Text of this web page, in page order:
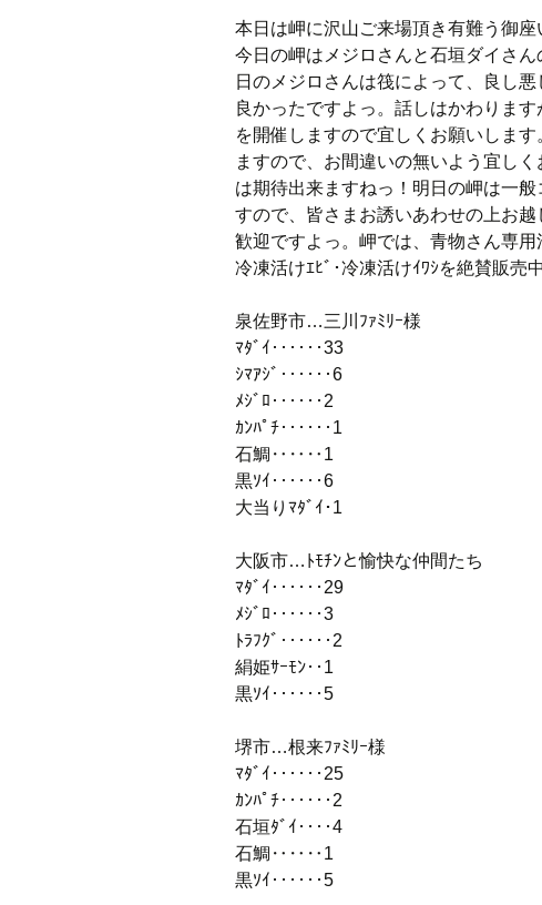
本日は岬に沢山ご来場頂き有難う御座
今日の岬はメジロさんと石垣ダイさ
日のメジロさんは筏によって、良し
良かったですよっ。話しはかわりま
を開催しますので宜しくお願いしま
ますので、お間違いの無いよう宜し
は期待出来ますねっ！明日の岬は一
すので、皆さまお誘いあわせの上お
歓迎ですよっ。岬では、青物さん専用
冷凍活けｴﾋﾞ･冷凍活けｲﾜｼを絶賛販売
泉佐野市…三川ﾌｧﾐﾘｰ様
ﾏﾀﾞｲ‥‥‥33
ｼﾏｱｼﾞ‥‥‥6
ﾒｼﾞﾛ‥‥‥2
ｶﾝﾊﾟﾁ‥‥‥1
石鯛‥‥‥1
黒ｿｲ‥‥‥6
大当りﾏﾀﾞｲ･1
大阪市…ﾄﾓﾁﾝと愉快な仲間たち
ﾏﾀﾞｲ‥‥‥29
ﾒｼﾞﾛ‥‥‥3
ﾄﾗﾌｸﾞ‥‥‥2
絹姫ｻｰﾓﾝ‥1
黒ｿｲ‥‥‥5
堺市…根来ﾌｧﾐﾘｰ様
ﾏﾀﾞｲ‥‥‥25
ｶﾝﾊﾟﾁ‥‥‥2
石垣ﾀﾞｲ‥‥4
石鯛‥‥‥1
黒ｿｲ‥‥‥5